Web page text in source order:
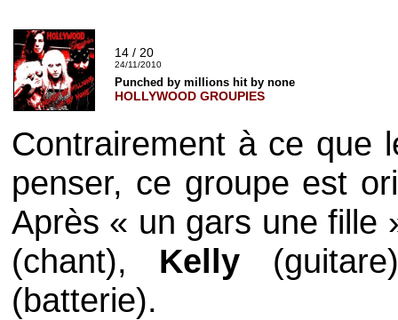
14 / 20
24/11/2010
Punched by millions hit by none
HOLLYWOOD GROUPIES
Contrairement à ce que
penser, ce groupe est
Après « un gars une
(chant), Kelly
(batterie).